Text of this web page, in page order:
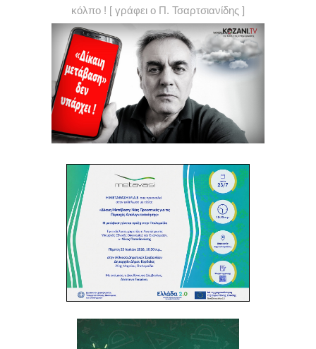
κόλπο ! [ γράφει ο Π. Τσαρτσιανίδης ]